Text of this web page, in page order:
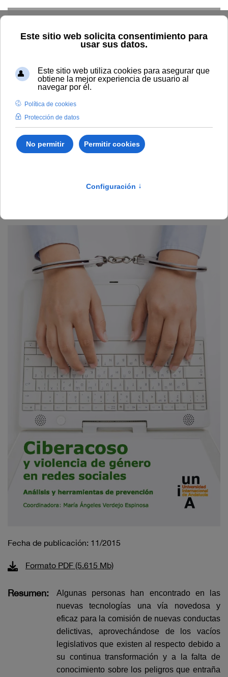
Inicio Estudiar Oferta académica
Publicaciones
Ciencias Sociales
Ciberacoso y violencia de género en redes
Ciberacoso y violencia de
género en redes sociales:
Análisis y herramientas de
Fecha de publicación: 11/2015
Formato PDF (5.615 Mb)
Resumen:
Algunas personas han encontrado en las
nuevas tecnologías una vía novedosa y
eficaz para la comisión de nuevas conductas
delictivas, aprovechándose de los vacíos
legislativos que existen al respecto debido a
su continua transformación y a la falta de
conocimiento sobre los peligros que entraña